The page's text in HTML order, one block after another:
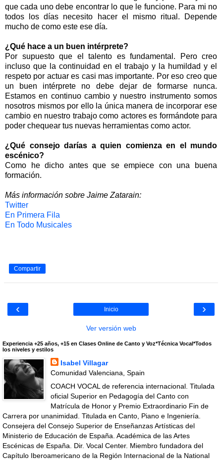
que cada uno debe encontrar lo que le funcione. Para mi no
todos los días necesito hacer el mismo ritual. Depende
mucho de como este ese día.
¿Qué hace a un buen intérprete?
Por supuesto que el talento es fundamental. Pero creo
incluso que la continuidad en el trabajo y la humildad y el
respeto por actuar es casi mas importante. Por eso creo que
un buen intérprete no debe dejar de formarse nunca.
Estamos en continuo cambio y nuestro instrumento somos
nosotros mismos por ello la única manera de incorporar ese
cambio en nuestro trabajo como actores es formándote para
poder chequear tus nuevas herramientas como actor.
¿Qué consejo darías a quien comienza en el mundo
escénico?
Como he dicho antes que se empiece con una buena
formación.
Más información sobre Jaime Zatarain:
Twitter
En Primera Fila
En Todo Musicales
Compartir
‹ ›
Inicio
Ver versión web
Experiencia +25 años, +15 en Clases Online de Canto y Voz*Técnica Vocal*Todos
los niveles y estilos
Isabel Villagar
Comunidad Valenciana, Spain
COACH VOCAL de referencia internacional. Titulada
oficial Superior en Pedagogía del Canto con
Matrícula de Honor y Premio Extraordinario Fin de
Carrera por unanimidad. Titulada en Canto, Piano e Ingeniería.
Consejera del Consejo Superior de Enseñanzas Artísticas del
Ministerio de Educación de España. Académica de las Artes
Escénicas de España. Dir. Vocal Center. Miembro fundadora del
Capítulo Iberoamericano de la Región Internacional de la National